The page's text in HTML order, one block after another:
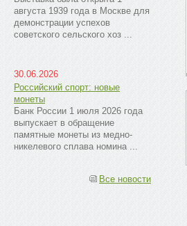
августа 1939 года в Москве для
демонстрации успехов
советского сельского хоз ...
30.06.2026
Российский спорт: новые
монеты
Банк России 1 июля 2026 года
выпускает в обращение
памятные монеты из медно-
никелевого сплава номина ...
Все новости